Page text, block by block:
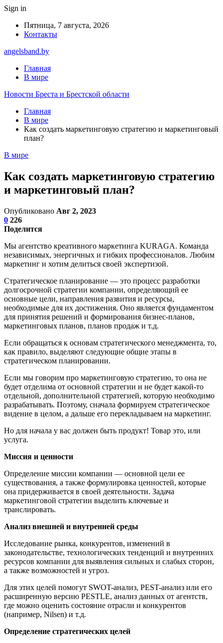
Sign in
Пятница, 7 августа, 2026
Контакты
angelsband.by
Главная
В мире
Новости Бреста и Брестской области
Главная
В мире
Как создать маркетинговую стратегию и маркетинговый
план?
В мире
Как создать маркетинговую стратегию
и маркетинговый план?
Опубликовано Авг 2, 2023
0 226
Поделится
Мы агентство креативного маркетинга KURAGA. Команда
независимых, энергичных и гибких профессионалов. Любим
маркетинг и хотим делиться своей экспертизой.
Стратегическое планирование — это процесс разработки
долгосрочной стратегии компании, определяющий ее
основные цели, направления развития и ресурсы,
необходимые для их достижения. Оно является фундаментом
для принятия решений и формирования бизнес-планов,
маркетинговых планов, планов продаж и т.д.
Если обращаться к основам стратегического менеджмента, то,
как правило, выделяют следующие общие этапы в
стратегическом планировании.
Если мы говорим про маркетинговую стратегию, то она не
будет отделима от основной стратегии и не будет какой-то
отдельной, дополнительной стратегией, которую необходимо
разрабатывать. Поэтому, сначала формируем стратегическое
видение в целом, а дальше его перекладываем на маркетинг.
Но для начала у вас должен быть продукт! Товар это, или
услуга.
Миссия и ценности
Определение миссии компании — основной цели ее
существования, а также формулировка ценностей, которые
она придерживается в своей деятельности. Задача
маркетинговой стратегии выделить ключевые и
транслировать.
Анализ внешней и внутренней среды
Исследование рынка, конкурентов, изменений в
законодательстве, технологических тенденций и внутренних
ресурсов компании для выявления сильных и слабых сторон,
а также возможностей и угроз.
Для этих целей помогут SWOT-анализ, PEST-анализ или его
расширенную версию PESTLE, анализ данных от агентств,
где можно оценить состояние отрасли и конкурентов
(например, Nilsen) и т.д.
Определение стратегических целей